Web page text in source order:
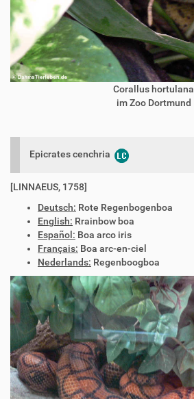
Corallus hortulana
im Zoo Dortmund
Epicrates cenchria
[LINNAEUS, 1758]
Deutsch: Rote Regenbogenboa
English: Rrainbow boa
Español: Boa arco iris
Français: Boa arc-en-ciel
Nederlands: Regenboogboa